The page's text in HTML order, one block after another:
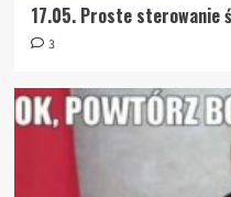
17.05. Proste sterowanie
3